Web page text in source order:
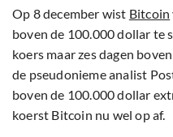
Op 8 december wist Bitcoin
boven de 100.000 dollar te
koers maar zes dagen
de pseudonieme analist
boven de 100.000 dollar
koerst Bitcoin nu wel op af.